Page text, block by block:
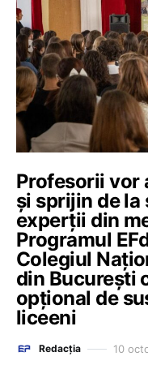
Profesorii vor
și sprijin de la
experții din
Programul
Colegiul
din București
opțional de
liceeni
Redacția 10